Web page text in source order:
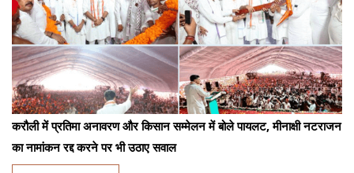
करौली में प्रतिमा अनावरण और किसान सम्मेलन में बोले पायलट, मीनाक्षी नटराजन
का नामांकन रद्द करने पर भी उठाए सवाल